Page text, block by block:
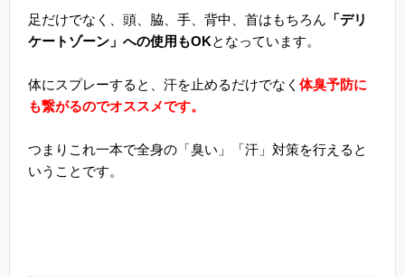
足だけでなく、頭、脇、手、背中、首はもちろん 「デリ
ケートゾーン」への使用もOKとなっています。
体にスプレーすると、汗を止めるだけでなく 体臭予防に
も繋がるのでオススメです。
つまりこれ一本で全身の「臭い」「汗」対策を行えると
いうことです。